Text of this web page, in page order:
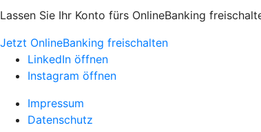
Lassen Sie Ihr Konto fürs OnlineBanking
Jetzt OnlineBanking freischalten
LinkedIn öffnen
Instagram öffnen
Impressum
Datenschutz